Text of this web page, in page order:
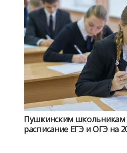
Пушкинским
расписание ЕГЭ и ОГЭ на